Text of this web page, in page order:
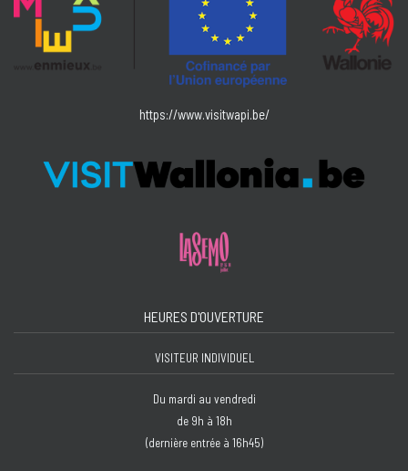
https://www.visitwapi.be/
HEURES D'OUVERTURE
VISITEUR INDIVIDUEL
Du mardi au vendredi
de 9h à 18h
(dernière entrée à 16h45)